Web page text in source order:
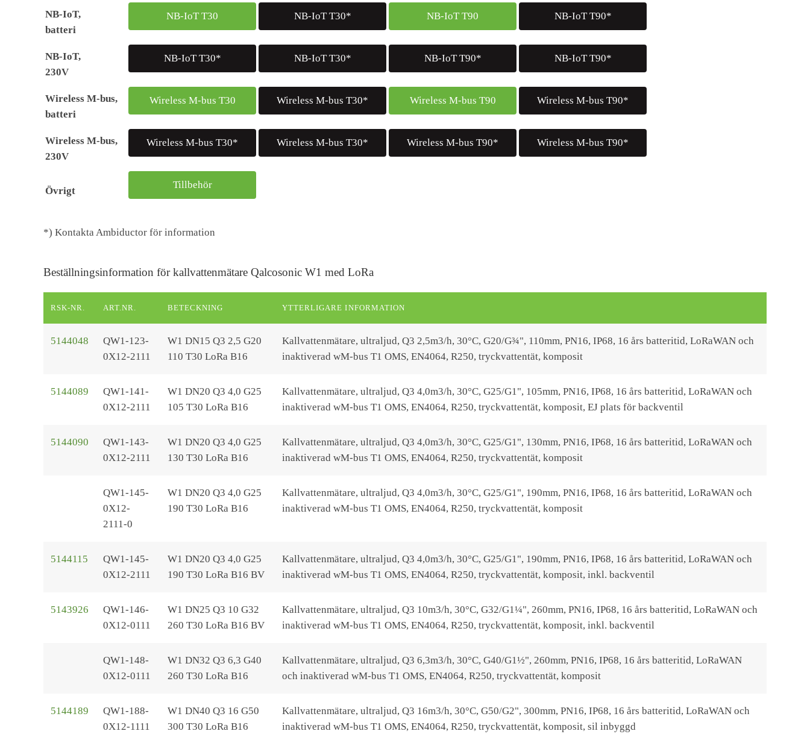
NB-IoT,
batteri
NB-IoT T30 NB-IoT T30* NB-IoT T90 NB-IoT T90*
NB-IoT,
230V
NB-IoT T30* NB-IoT T30* NB-IoT T90* NB-IoT T90*
Wireless M-bus,
batteri
Wireless M-bus T30 Wireless M-bus T30* Wireless M-bus T90 Wireless M-bus T90*
Wireless M-bus,
230V
Wireless M-bus T30* Wireless M-bus T30* Wireless M-bus T90* Wireless M-bus T90*
Övrigt
Tillbehör
*) Kontakta Ambiductor för information
Beställningsinformation för kallvattenmätare Qalcosonic W1 med LoRa
RSK-NR. ART.NR. BETECKNING YTTERLIGARE INFORMATION
5144048
QW1-123-
0X12-2111
W1 DN15 Q3 2,5 G20
110 T30 LoRa B16
Kallvattenmätare, ultraljud, Q3 2,5m3/h, 30°C, G20/G¾", 110mm, PN16, IP68, 16 års batteritid, LoRaWAN och
inaktiverad wM-bus T1 OMS, EN4064, R250, tryckvattentät, komposit
5144089
QW1-141-
0X12-2111
W1 DN20 Q3 4,0 G25
105 T30 LoRa B16
Kallvattenmätare, ultraljud, Q3 4,0m3/h, 30°C, G25/G1", 105mm, PN16, IP68, 16 års batteritid, LoRaWAN och
inaktiverad wM-bus T1 OMS, EN4064, R250, tryckvattentät, komposit, EJ plats för backventil
5144090
QW1-143-
0X12-2111
W1 DN20 Q3 4,0 G25
130 T30 LoRa B16
Kallvattenmätare, ultraljud, Q3 4,0m3/h, 30°C, G25/G1", 130mm, PN16, IP68, 16 års batteritid, LoRaWAN och
inaktiverad wM-bus T1 OMS, EN4064, R250, tryckvattentät, komposit
QW1-145-
0X12-
2111-0
W1 DN20 Q3 4,0 G25
190 T30 LoRa B16
Kallvattenmätare, ultraljud, Q3 4,0m3/h, 30°C, G25/G1", 190mm, PN16, IP68, 16 års batteritid, LoRaWAN och
inaktiverad wM-bus T1 OMS, EN4064, R250, tryckvattentät, komposit
5144115
QW1-145-
0X12-2111
W1 DN20 Q3 4,0 G25
190 T30 LoRa B16 BV
Kallvattenmätare, ultraljud, Q3 4,0m3/h, 30°C, G25/G1", 190mm, PN16, IP68, 16 års batteritid, LoRaWAN och
inaktiverad wM-bus T1 OMS, EN4064, R250, tryckvattentät, komposit, inkl. backventil
5143926
QW1-146-
0X12-0111
W1 DN25 Q3 10 G32
260 T30 LoRa B16 BV
Kallvattenmätare, ultraljud, Q3 10m3/h, 30°C, G32/G1¼", 260mm, PN16, IP68, 16 års batteritid, LoRaWAN och
inaktiverad wM-bus T1 OMS, EN4064, R250, tryckvattentät, komposit, inkl. backventil
QW1-148-
0X12-0111
W1 DN32 Q3 6,3 G40
260 T30 LoRa B16
Kallvattenmätare, ultraljud, Q3 6,3m3/h, 30°C, G40/G1½", 260mm, PN16, IP68, 16 års batteritid, LoRaWAN
och inaktiverad wM-bus T1 OMS, EN4064, R250, tryckvattentät, komposit
5144189
QW1-188-
0X12-1111
W1 DN40 Q3 16 G50
300 T30 LoRa B16
Kallvattenmätare, ultraljud, Q3 16m3/h, 30°C, G50/G2", 300mm, PN16, IP68, 16 års batteritid, LoRaWAN och
inaktiverad wM-bus T1 OMS, EN4064, R250, tryckvattentät, komposit, sil inbyggd